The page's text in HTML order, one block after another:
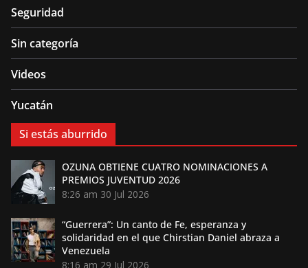
Seguridad
Sin categoría
Videos
Yucatán
Si estás aburrido
OZUNA OBTIENE CUATRO NOMINACIONES A
PREMIOS JUVENTUD 2026
8:26 am 30 Jul 2026
“Guerrera”: Un canto de Fe, esperanza y
solidaridad en el que Chirstian Daniel abraza a
Venezuela
8:16 am 29 Jul 2026